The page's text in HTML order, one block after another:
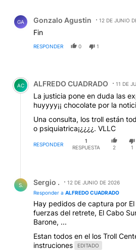
GA Gonzalo Agustin 12 DE JUNIO
Fin
RESPONDER 0 1
Comentario de ALFREDO
AC ALFREDO CUADRADO 11 DE
La justicia pone en duda las
huyyyy¡¡ chocolate por la
Una consulta, los troll están
o psiquiatrica¡¿¿¿¿. VLLC
RESPONDER
1
RESPUESTA
2 1
S. Sergio .
12 DE JUNIO DE 2026
Responder a ALFREDO CUADRADO
Hay pedidos de captura por
fuerzas del retrete, El Cabo
Barone, ...
Estan todos en el los Troll
instruciones
EDITADO